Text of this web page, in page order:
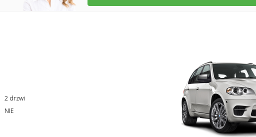
2 drzwi
NIE